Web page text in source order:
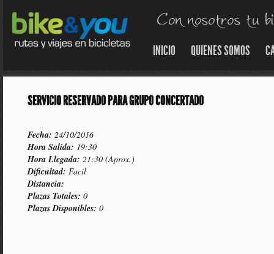
INICIO QUIENES SOMOS
SERVICIO RESERVADO PARA GRUPO CONCERTADO
Fecha: 24/10/2016
Hora Salida: 19:30
Hora Llegada: 21:30 (Aprox.)
Dificultad: Facil
Distancia:
Plazas Totales: 0
Plazas Disponibles: 0